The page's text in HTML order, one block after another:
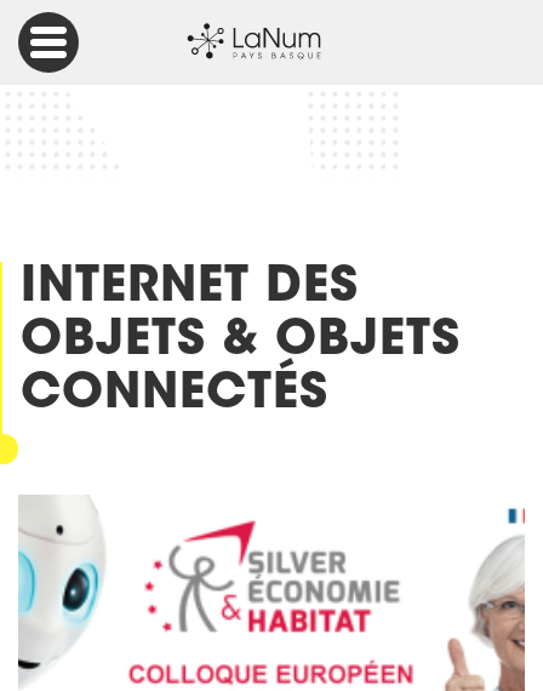
Accueil
Internet des Objets & Objets connectés
INTERNET DES
OBJETS & OBJETS
CONNECTÉS